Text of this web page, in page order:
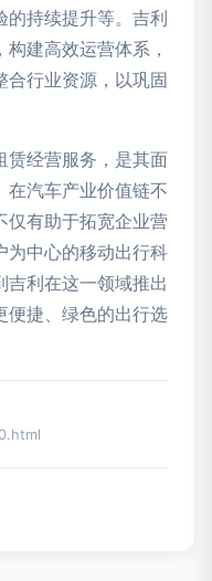
的持续提升等。吉利
建高效运营体系，
合行业资源，以巩固
赁经营服务，是其面
在汽车产业价值链不
仅有助于拓宽企业营
为中心的移动出行科
吉利在这一领域推出
便捷、绿色的出行选